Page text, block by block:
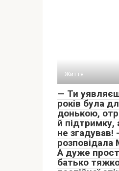
Життя
— Ти
років була
донькою,
й підтримку,
не згадував!
розповідала
А дуже
батько